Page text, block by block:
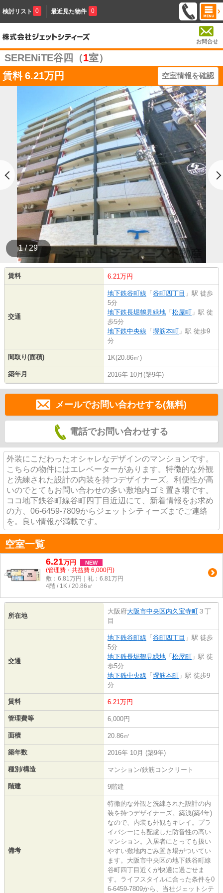
検討リスト 0 最近見た物件 0
お問合せ
SERENiTE谷四（1室）
賃料 6.21万円 空室情報を確認
1 / 29
賃料 6.21万円
交通
地下鉄谷町線 「 谷町四丁目 」駅 徒歩
5分
地下鉄長堀鶴見緑地 「 松屋町 」駅 徒
歩5分
地下鉄中央線 「 堺筋本町 」駅 徒歩9
分
間取り(面積) 1K(20.86㎡)
築年月 2016年 10月(築9年)
メールでお問い合わせする(無料)
電話でお問い合わせする
外装にこだわったオシャレなデザインのマンションです。
こちらの物件にはエレベーターがあります。特徴的な外観
と洗練された設計の内装を持つデザイナーズ。利便性が高
いのでとてもお問い合わせの多い敷地内ゴミ置き場です。
ココ地下鉄谷町線谷町四丁目近辺にて、新着情報をお求め
の方、06-6459-7809からジェットシティーズまでご連絡
を。良い情報が満載です。
空室一覧
6.21万円 NEW
(管理費・共益費 6,000円)
敷：6.81万円｜礼：6.81万円
4階 / 1K / 20.86㎡
所在地
大阪府大阪市中央区内久宝寺町 ３丁
目
交通
地下鉄谷町線 「 谷町四丁目 」駅 徒歩
5分
地下鉄長堀鶴見緑地 「 松屋町 」駅 徒
歩5分
地下鉄中央線 「 堺筋本町 」駅 徒歩9
分
賃料 6.21万円
管理費等 6,000円
面積 20.86㎡
築年数 2016年 10月 (築9年)
種別/構造 マンション/鉄筋コンクリート
階建 9階建
備考
特徴的な外観と洗練された設計の内
装を持つデザイナーズ。築浅(築4年)
なので、内装も外観もキレイ。プラ
イバシーにも配慮した防音性の高い
マンション。入居者にとっても扱い
やすい敷地内ごみ置き場がついてい
ます。大阪市中央区の地下鉄谷町線
谷町四丁目近くが快適に過ごせま
す。ライフスタイルに合った条件を0
6-6459-7809から、当社ジェットシテ